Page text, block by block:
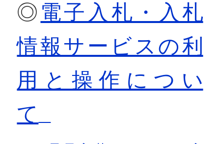
◎ 電子入札・入札
情報サービスの利
用と操作につい
て